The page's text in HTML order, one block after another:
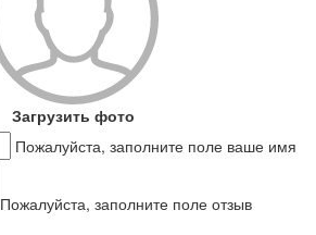
Загрузить фото
Пожалуйста, заполните поле ваше имя
Пожалуйста, заполните поле отзыв